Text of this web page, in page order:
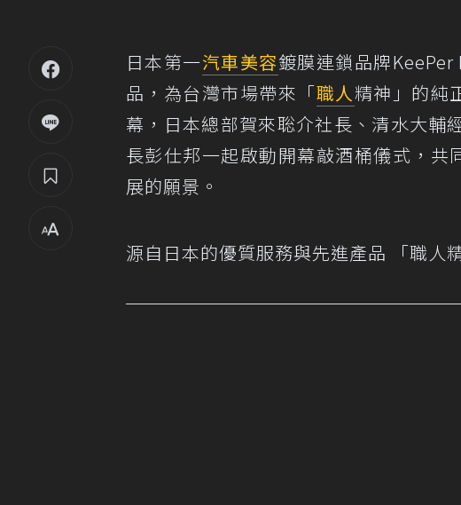
日本第一汽車美容鍍膜連鎖品牌KeePer
品，為台灣市場帶來「職人精神」的純
幕，日本總部賀來聡介社長、清水大輔
長彭仕邦一起啟動開幕敲酒桶儀式，共
展的願景。
源自日本的優質服務與先進產品 「職人